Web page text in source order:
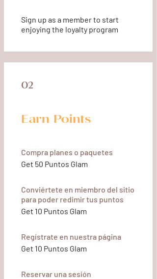
Sign up as a member to start
enjoying the loyalty program
02
Earn Points
Compra planes o paquetes
Get 50 Puntos Glam
Conviértete en miembro del sitio
para poder redimir tus puntos
Get 10 Puntos Glam
Regístrate en nuestra página
Get 10 Puntos Glam
Reservar una sesión